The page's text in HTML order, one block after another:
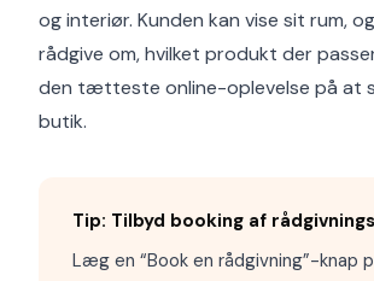
og interiør. Kunden kan vise sit rum,
rådgive om, hvilket produkt der
den tætteste online-oplevelse på at
butik.
Tip: Tilbyd booking af
Læg en “Book en rådgivning”-knap